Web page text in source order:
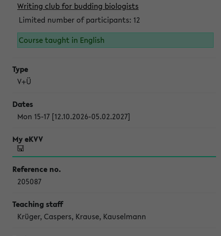
Writing club for budding biologists
Limited number of participants: 12
Course taught in English
V+Ü
Mon 15-17 [12.10.2026-05.02.2027]
205087
Krüger, Caspers, Krause, Kauselmann